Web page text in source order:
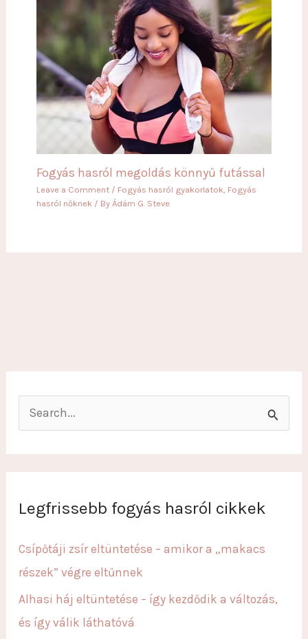
Fogyás hasról megoldás könnyű futással
Leave a Comment / Fogyás hasról gyakorlatok, Fogyás
hasról nőknek/ By Ádám G. Steve
e
f
o
r
Legfrissebb fogyás hasról cikkek
Csípőtáji zsír eltüntetése – amikor a „makacs
részek” végre eltűnnek
Alhasi háj eltüntetése – így kezdődik a változás,
és így válik láthatóvá